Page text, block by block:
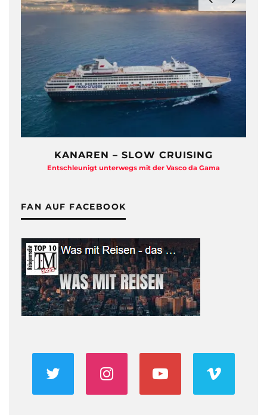
KANAREN – SLOW CRUISING
Entschleunigt unterwegs mit der Vasco da Gama
FAN AUF FACEBOOK